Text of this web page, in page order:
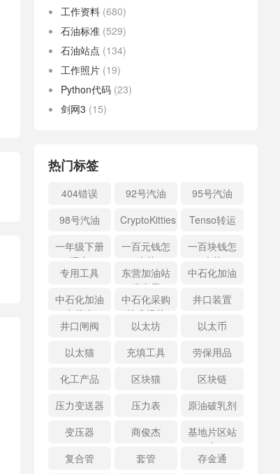
工作资料 (680)
石油标准 (529)
石油站点 (134)
工作照片 (19)
Python代码 (23)
剑网3 (15)
热门标签
404错误 92号汽油
95号汽油
98号汽油
CryptoKitties
Tenso转运
一年级下册
语文
一百元钱怎
么花
一百块钱怎
么花
专用工具
东营加油站
优惠日
中石化加油
中石化加油
卡优惠
中石化采购
技术规范
井口装置
井口闸阀
以太坊
以太币
以太猫
充填工具
劳保用品
化工产品
区块猫
区块链
压力变送器
压力表
原油破乳剂
变压器
商俊杰
基地片区站
点
复合管
套管
存金通